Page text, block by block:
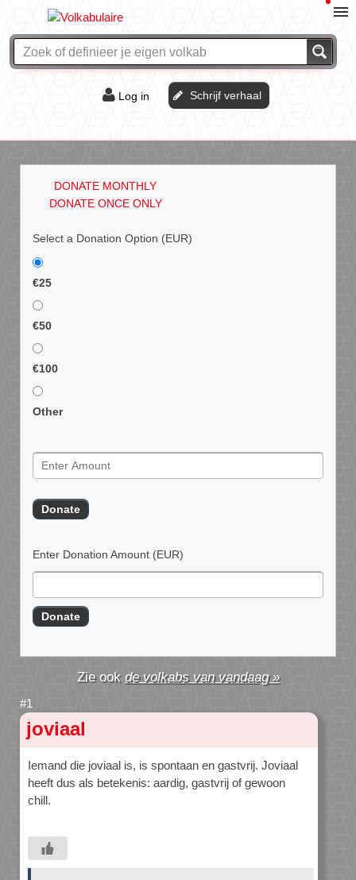
Log in Schrijf verhaal
DONATE MONTHLY
DONATE ONCE ONLY
Select a Donation Option (EUR)
€25
€50
€100
Other
Enter Donation Amount (EUR)
de volkabs van vandaag »
joviaal
Iemand die joviaal is, is spontaan en gastvrij. Joviaal
heeft dus als betekenis: aardig, gastvrij of gewoon
chill.